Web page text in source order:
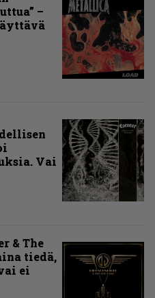
–
Vai
& The
tiedä,
ei